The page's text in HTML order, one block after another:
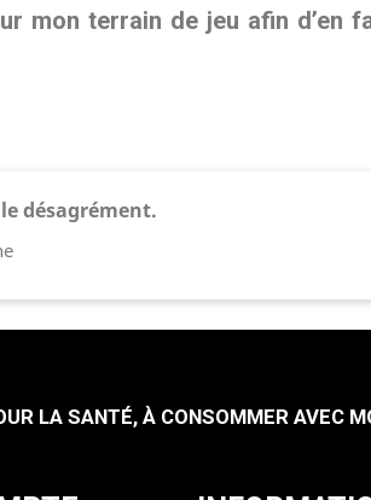
mon terrain de jeu afin d’en
désagrément.
LA SANTÉ, À CONSOMMER AVEC